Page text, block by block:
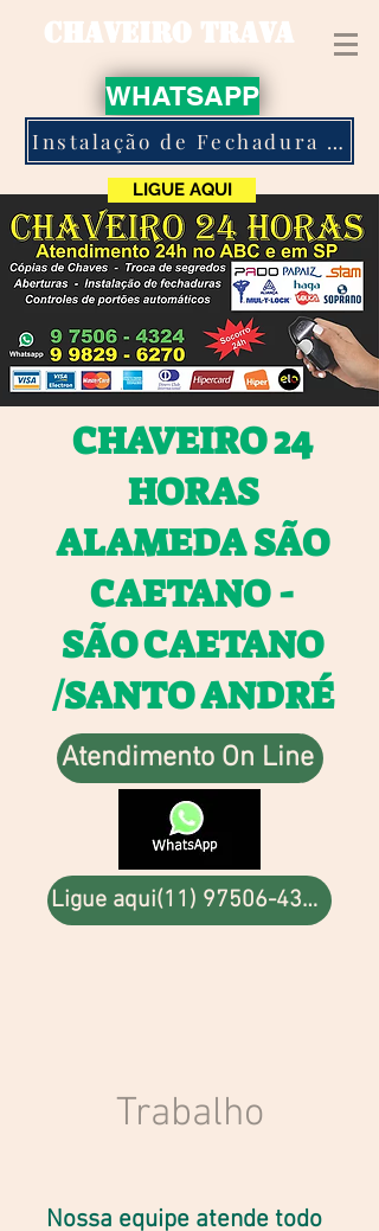
CHAVEIRO TRAVA
WHATSAPP
Instalação de Fechadura Eletronica
LIGUE AQUI
CHAVEIRO 24
HORAS
ALAMEDA SÃO
CAETANO -
SÃO CAETANO
/SANTO ANDRÉ
Atendimento On Line
Ligue aqui(11) 97506-4324
Trabalho
Nossa equipe atende todo